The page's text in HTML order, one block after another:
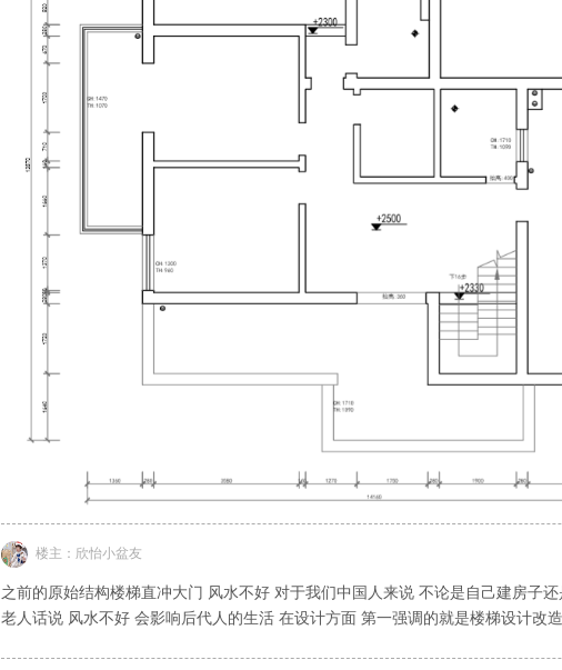
楼主：欣怡小盆友
之前的原始结构楼梯直冲大门 风水不好 对于我们中国人来说 不论是自己建房子
老人话说 风水不好 会影响后代人的生活 在设计方面 第一强调的就是楼梯设计改造